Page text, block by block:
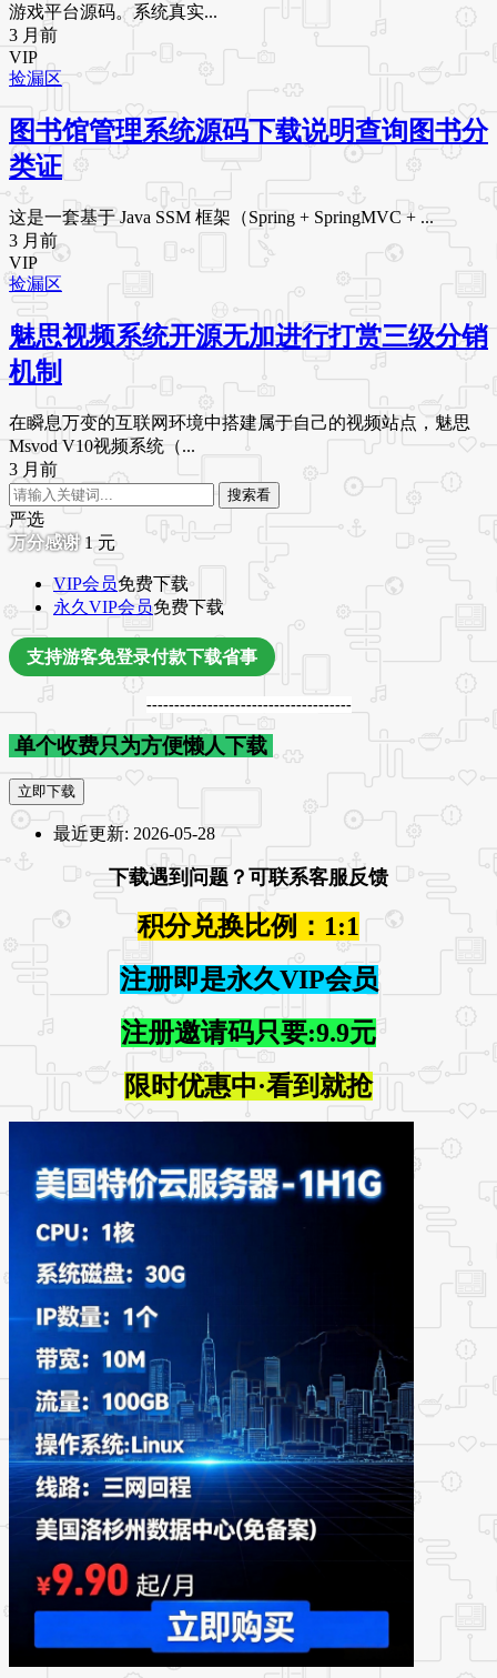
游戏平台源码。系统真实...
3 月前
VIP
捡漏区
图书馆管理系统源码下载说明查询图书分
类证
这是一套基于 Java SSM 框架（Spring + SpringMVC + ...
3 月前
VIP
捡漏区
魅思视频系统开源无加进行打赏三级分销
机制
在瞬息万变的互联网环境中搭建属于自己的视频站点，魅思
Msvod V10视频系统（...
3 月前
搜索看
严选
1 元
VIP会员免费下载
永久VIP会员免费下载
支持游客免登录付款下载省事
-------------------------------------
单个收费只为方便懒人下载
立即下载
最近更新: 2026-05-28
下载遇到问题？可联系客服反馈
积分兑换比例：1:1
注册即是永久VIP会员
注册邀请码只要:9.9元
限时优惠中·看到就抢